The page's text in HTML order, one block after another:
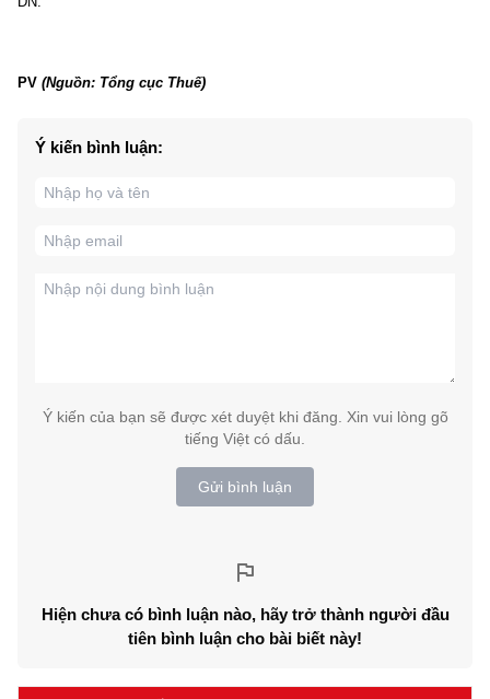
PV (Nguồn: Tổng cục Thuế)
Ý kiến bình luận:
Ý kiến của bạn sẽ được xét duyệt khi đăng. Xin vui lòng gõ
tiếng Việt có dấu.
Gửi bình luận
Hiện chưa có bình luận nào, hãy trở thành người đầu
tiên bình luận cho bài biết này!